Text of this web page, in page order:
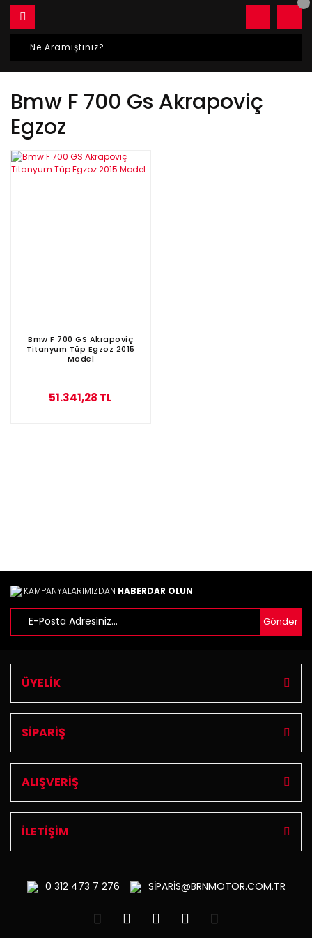
Bmw F 700 Gs Akrapoviç
Egzoz
Bmw F 700 GS Akrapoviç
Titanyum Tüp Egzoz 2015
Model
51.341,28 TL
KAMPANYALARIMIZDAN HABERDAR OLUN
Gönder
ÜYELİK
SİPARİŞ
ALIŞVERİŞ
İLETİŞİM
0 312473 7 276 SİPARİS@BRNMOTOR.COM.TR